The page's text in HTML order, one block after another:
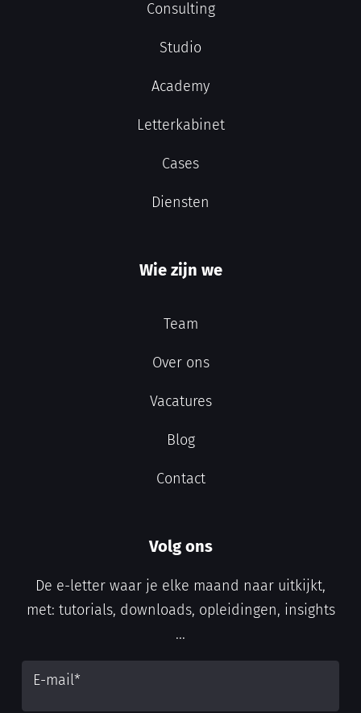
Consulting
Studio
Academy
Letterkabinet
Cases
Diensten
Wie zijn we
Team
Over ons
Vacatures
Blog
Contact
Volg ons
De e-letter waar je elke maand naar uitkijkt,
met: tutorials, downloads, opleidingen, insights
...
E-mail*